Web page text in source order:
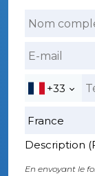
+33
Description
En envoyant le